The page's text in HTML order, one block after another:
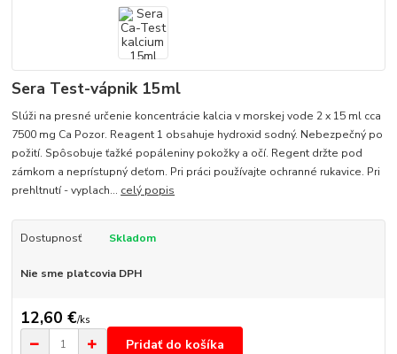
Sera Test-vápnik 15ml
Slúži na presné určenie koncentrácie kalcia v morskej vode 2 x 15 ml cca
7500 mg Ca Pozor. Reagent 1 obsahuje hydroxid sodný. Nebezpečný po
požití. Spôsobuje ťažké popáleniny pokožky a očí. Regent držte pod
zámkom a neprístupný deťom. Pri práci používajte ochranné rukavice. Pri
prehltnutí - vyplach... celý popis
Dostupnosť Skladom
Nie sme platcovia DPH
12,60 €/ks
Pridať do košíka